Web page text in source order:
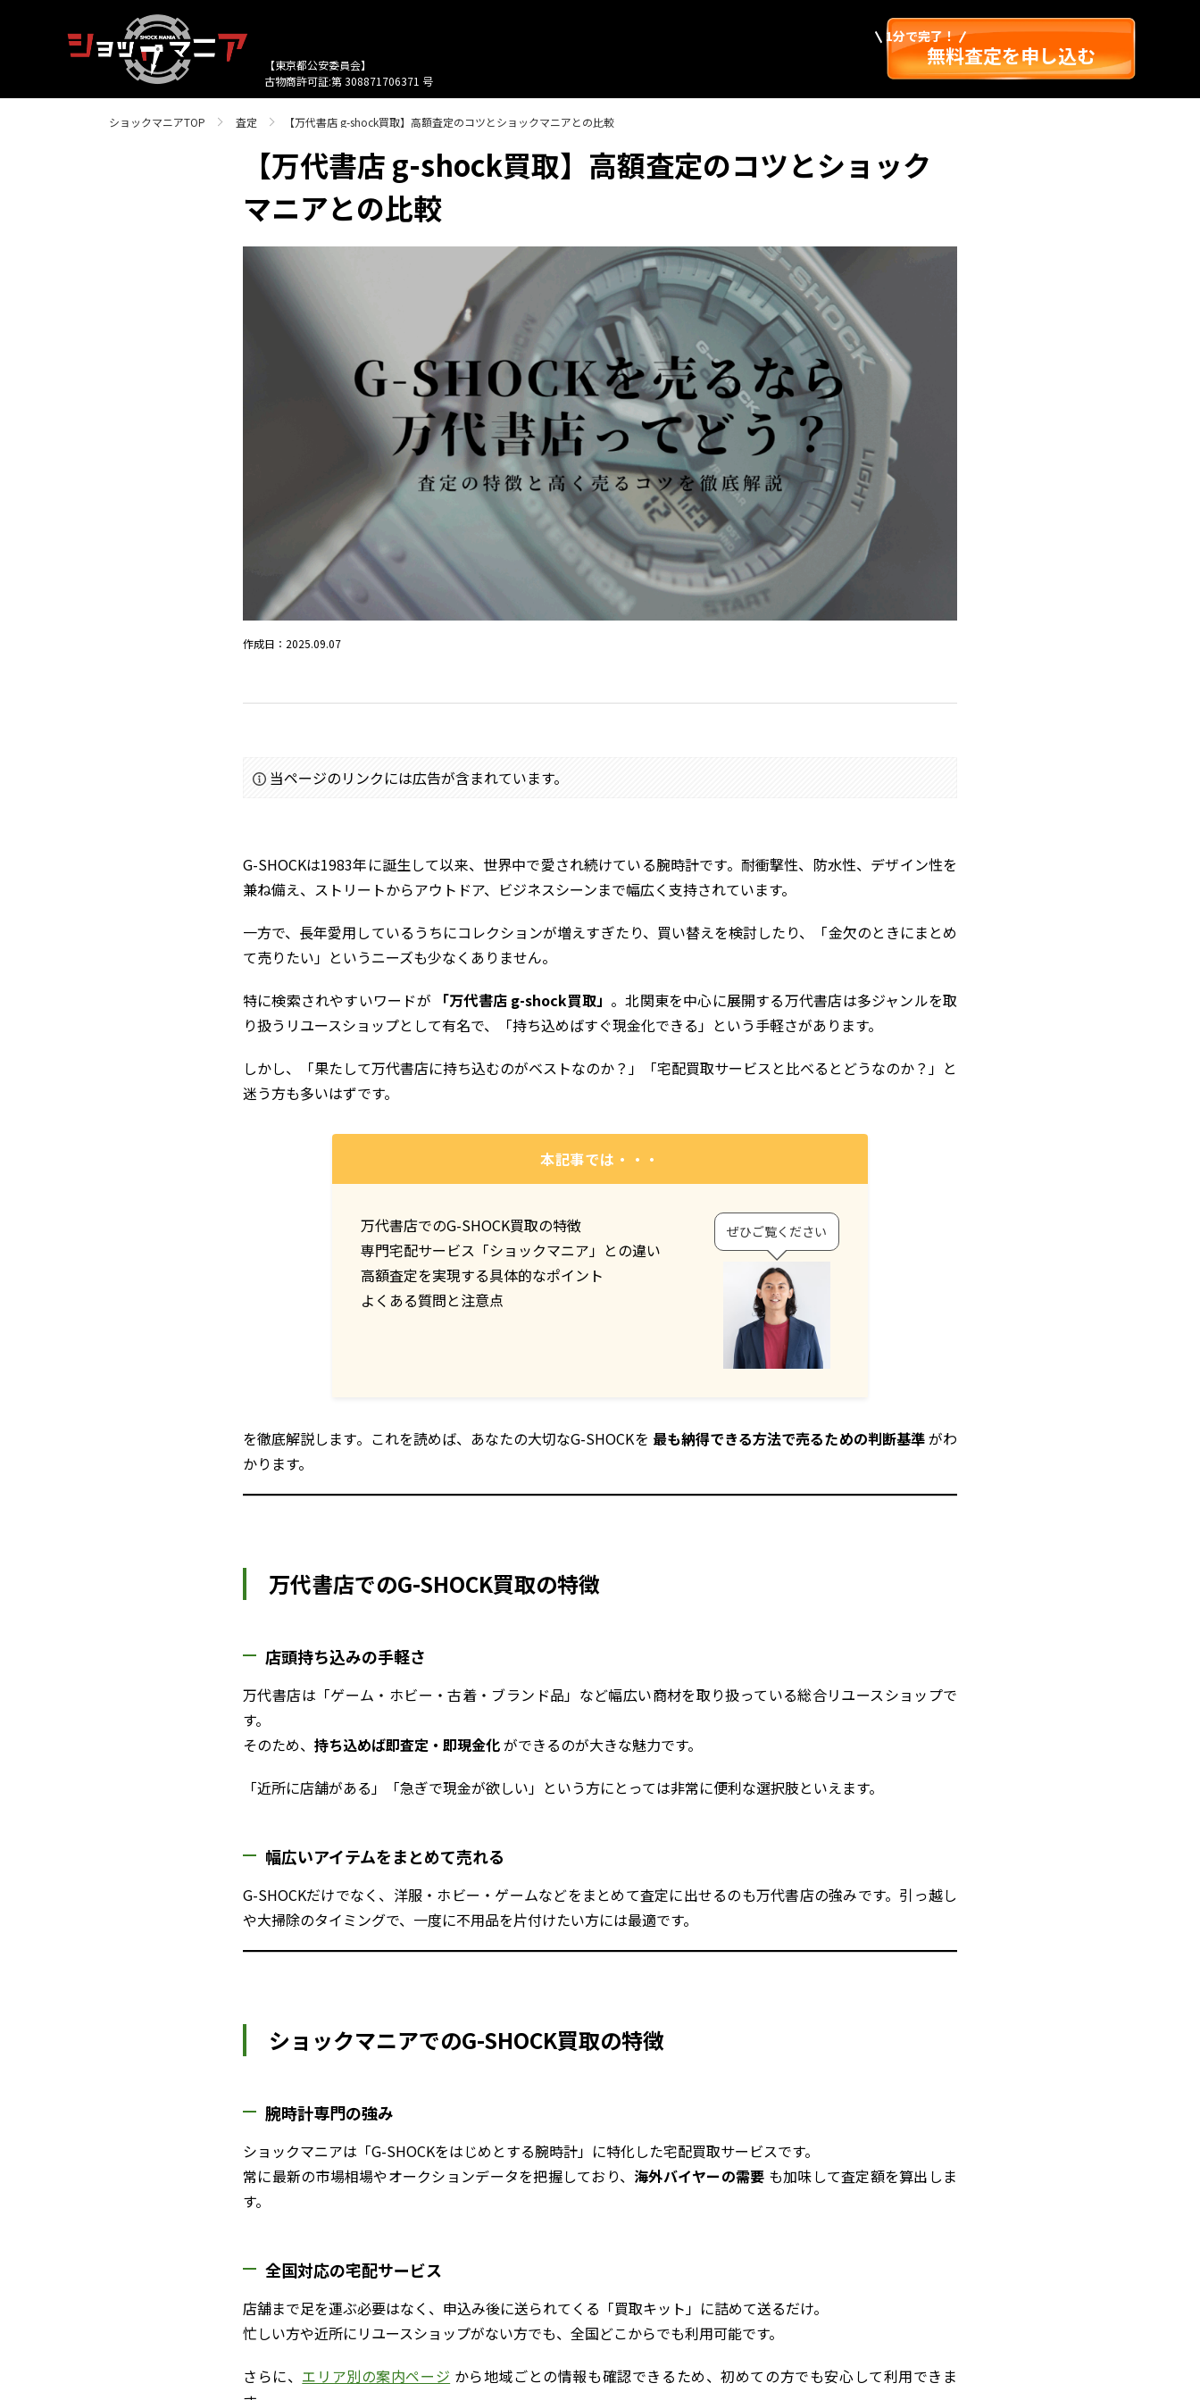
【東京都公安委員会】
古物商許可証:第 308871706371 号
1分で完了！
無料査定を申し込む
ショックマニアTOP 査定 【万代書店 g-shock買取】高額査定のコツとショックマニアとの比較
【万代書店 g-shock買取】高額査定のコツとショック
マニアとの比較
作成日：2025.09.07
当ページのリンクには広告が含まれています。
G-SHOCKは1983年に誕生して以来、世界中で愛され続けている腕時計です。耐衝撃性、防水性、デザイン性を
兼ね備え、ストリートからアウトドア、ビジネスシーンまで幅広く支持されています。
一方で、長年愛用しているうちにコレクションが増えすぎたり、買い替えを検討したり、「金欠のときにまとめ
て売りたい」というニーズも少なくありません。
特に検索されやすいワードが
「万代書店 g-shock買取」 。北関東を中心に展開する万代書店は多ジャンルを取
り扱うリユースショップとして有名で、「持ち込めばすぐ現金化できる」という手軽さがあります。
しかし、「果たして万代書店に持ち込むのがベストなのか？」「宅配買取サービスと比べるとどうなのか？」と
迷う方も多いはずです。
本記事では・・・
万代書店でのG-SHOCK買取の特徴
専門宅配サービス「ショックマニア」との違い
高額査定を実現する具体的なポイント
よくある質問と注意点
ぜひご覧ください
を徹底解説します。これを読めば、あなたの大切なG-SHOCKを 最も納得できる方法で売るための判断基準がわ
かります。
万代書店でのG-SHOCK買取の特徴
店頭持ち込みの手軽さ
万代書店は「ゲーム・ホビー・古着・ブランド品」など幅広い商材を取り扱っている総合リユースショップで
す。
そのため、 持ち込めば即査定・即現金化ができるのが大きな魅力です。
「近所に店舗がある」「急ぎで現金が欲しい」という方にとっては非常に便利な選択肢といえます。
幅広いアイテムをまとめて売れる
G-SHOCKだけでなく、洋服・ホビー・ゲームなどをまとめて査定に出せるのも万代書店の強みです。引っ越し
や大掃除のタイミングで、一度に不用品を片付けたい方には最適です。
ショックマニアでのG-SHOCK買取の特徴
腕時計専門の強み
ショックマニアは「G-SHOCKをはじめとする腕時計」に特化した宅配買取サービスです。
常に最新の市場相場やオークションデータを把握しており、 海外バイヤーの需要 も加味して査定額を算出しま
す。
全国対応の宅配サービス
店舗まで足を運ぶ必要はなく、申込み後に送られてくる「買取キット」に詰めて送るだけ。
忙しい方や近所にリユースショップがない方でも、全国どこからでも利用可能です。
さらに、 エリア別の案内ページ から地域ごとの情報も確認できるため、初めての方でも安心して利用できま